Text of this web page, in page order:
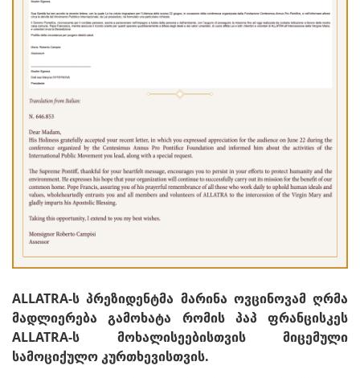
ALLATRA-ს პრეზიდენტმა მარინა ოვცინოვამ ღრმა
მადლიერება გამოხატა რომის პაპ ფრანცისკეს
ALLATRA-ს მოხალისეებისთვის მიცემული
სამოციქულო კურთხევისთვის.